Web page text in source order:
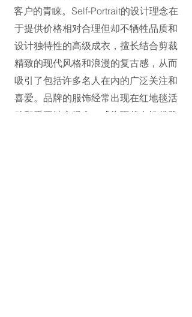
客户的青睐。 Self-Portrait的设计理念在
于提供价格相对合理但却不牺牲品质和
设计独特性的高级成衣，擅长结合剪裁
精致的现代风格和浪漫的复古感，从而
吸引了包括许多名人在内的广泛关注和
喜爱。 品牌的服饰经常出现在红地毯活
动和重要社交场合，成为现代女性优雅